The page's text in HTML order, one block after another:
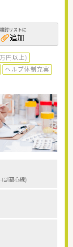
検討リストに
追加
円以上)
ヘルプ体制充実
副都心線)